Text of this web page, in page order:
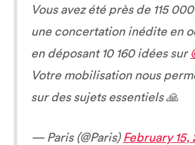
Vous avez été près de 115
une concertation inédite en
en déposant 10 160 idées sur
Votre mobilisation nous
sur des sujets essentiels 🙏
— Paris (@Paris) February 15,